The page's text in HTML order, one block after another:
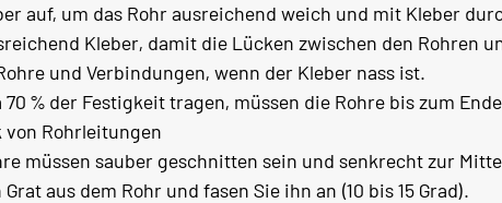
auf, um das Rohr ausreichend weich und mit Kleber
Kleber, damit die Lücken zwischen den Rohren
und Verbindungen, wenn der Kleber nass ist.
70 % der Festigkeit tragen, müssen die Rohre bis zum
Rohrleitungen
müssen sauber geschnitten sein und senkrecht zur
aus dem Rohr und fasen Sie ihn an (10 bis 15 Grad).